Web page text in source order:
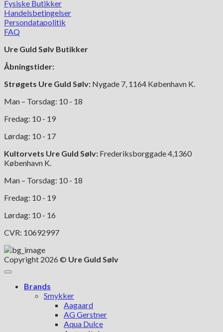
Fysiske Butikker
Handelsbetingelser
Persondatapolitik
FAQ
Ure Guld Sølv Butikker
Åbningstider:
Strøgets Ure Guld Sølv: Nygade 7, 1164 København K.
Man – Torsdag: 10 - 18
Fredag: 10 - 19
Lørdag: 10 - 17
Kultorvets Ure Guld Sølv: Frederiksborggade 4,1360
København K.
Man – Torsdag: 10 - 18
Fredag: 10 - 19
Lørdag: 10 - 16
CVR: 10692997
Copyright 2026 © Ure Guld Sølv
Brands
Smykker
Aagaard
AG Gerstner
Aqua Dulce